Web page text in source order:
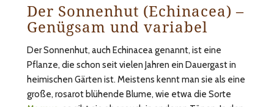
Der Sonnenhut (Echinacea) –
Genügsam und variabel
Der Sonnenhut, auch Echinacea genannt, ist eine
Pflanze, die schon seit vielen Jahren ein Dauergast in
heimischen Gärten ist. Meistens kennt man sie als eine
große, rosarot blühende Blume, wie etwa die Sorte